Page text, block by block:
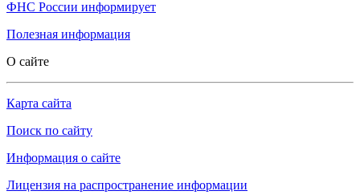
ФНС России информирует
Полезная информация
О сайте
Карта сайта
Поиск по сайту
Информация о сайте
Лицензия на распространение информации